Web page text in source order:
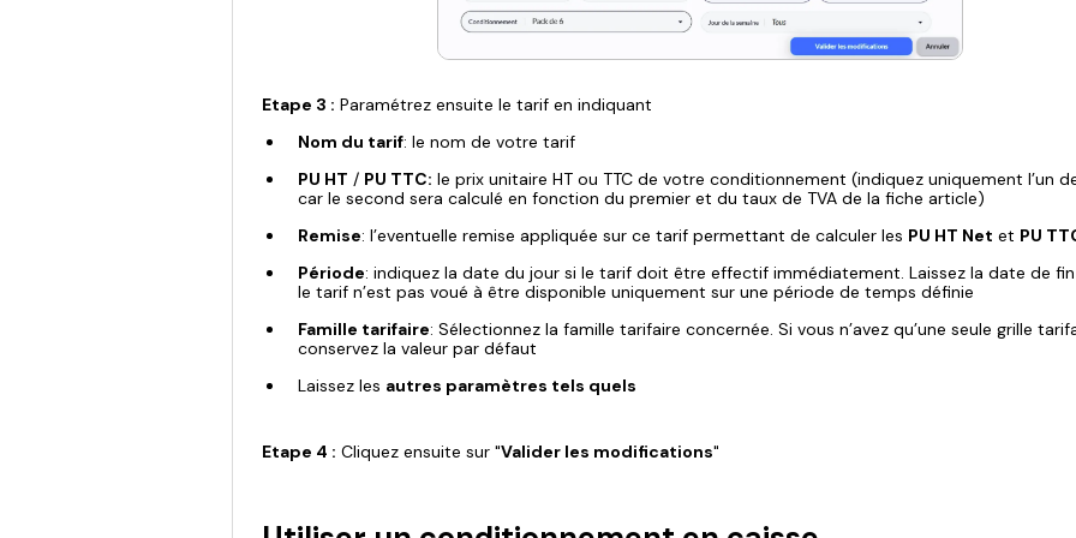
Etape 3 : Paramétrez ensuite le tarif en indiquant
Nom du tarif: le nom de votre tarif
PU HT / PU TTC: le prix unitaire HT ou TTC de votre conditionnement (indiquez uniquement l’un
car le second sera calculé en fonction du premier et du taux de TVA de la fiche article)
Remise: l’eventuelle remise appliquée sur ce tarif permettant de calculer les PU HT Net et PU
Période: indiquez la date du jour si le tarif doit être effectif immédiatement. Laissez la date de
le tarif n’est pas voué à être disponible uniquement sur une période de temps définie
Famille tarifaire: Sélectionnez la famille tarifaire concernée. Si vous n’avez qu’une seule grille
conservez la valeur par défaut
Laissez les autres paramètres tels quels
Etape 4 : Cliquez ensuite sur "Valider les modifications"